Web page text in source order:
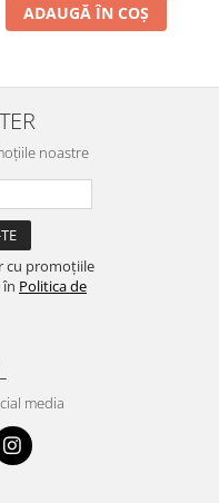
ADAUGĂ ÎN COȘ
noastre
cu promoțiile
Politica de
media